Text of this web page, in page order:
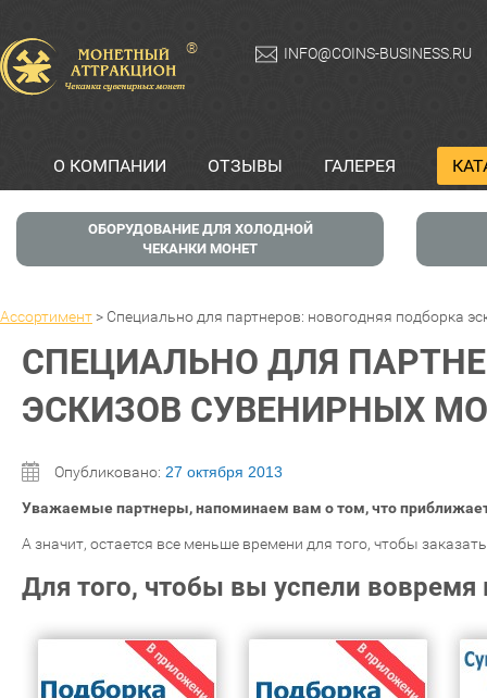
® INFO@COINS-BUSINESS.RU
О КОМПАНИИ ОТЗЫВЫ ГАЛЕРЕЯ
ОБОРУДОВАНИЕ ДЛЯ ХОЛОДНОЙ
ЧЕКАНКИ МОНЕТ
Ассортимент> Специально для партнеров: новогодняя подборка
СПЕЦИАЛЬНО ДЛЯ
ЭСКИЗОВ СУВЕНИРНЫХ
Опубликовано: 27 октября 2013
Уважаемые партнеры, напоминаем вам о том, что
А значит, остается все меньше времени для того, чтобы
Для того, чтобы вы успели